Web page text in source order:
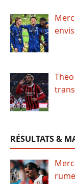
RÉSULTATS &